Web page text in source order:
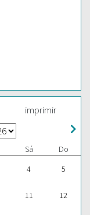
imprimir
Sá
Do
4 5
11 12